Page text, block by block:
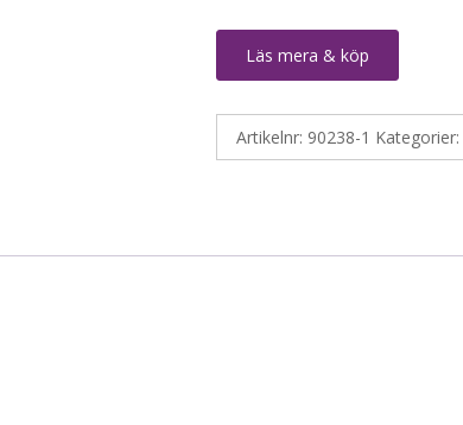
Läs mera & köp
Artikelnr: 90238-1 Kategorier: